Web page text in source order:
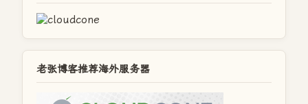
老张博客推荐海外服务器